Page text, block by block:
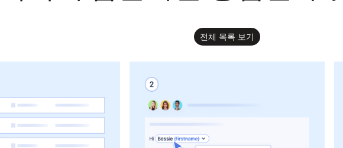
전체 목록 보기